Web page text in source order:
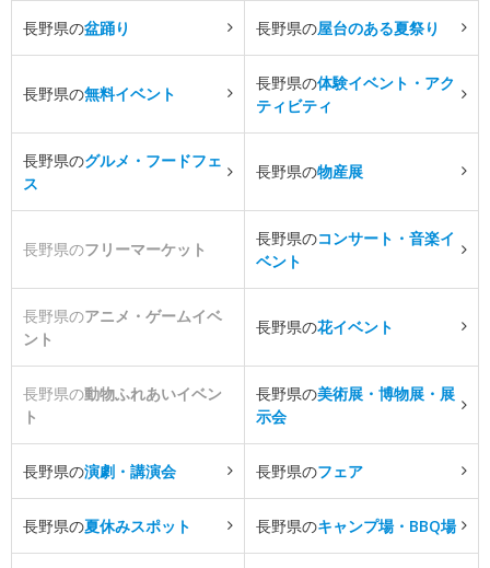
長野県の盆踊り 長野県の屋台のある夏祭り
長野県の無料イベント
長野県の体験イベント・アク
ティビティ
長野県のグルメ・フードフェ
ス
長野県の物産展
長野県のフリーマーケット
長野県のコンサート・音楽イ
ベント
長野県のアニメ・ゲームイベ
ント
長野県の花イベント
長野県の動物ふれあいイベン
ト
長野県の美術展・博物展・展
示会
長野県の演劇・講演会 長野県のフェア
長野県の夏休みスポット 長野県のキャンプ場・BBQ場